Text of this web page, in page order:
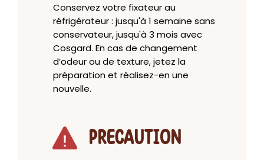
Conservez votre fixateur au
réfrigérateur : jusqu'à 1 semaine sans
conservateur, jusqu'à 3 mois avec
Cosgard. En cas de changement
d’odeur ou de texture, jetez la
préparation et réalisez-en une
nouvelle.
PRECAUTION